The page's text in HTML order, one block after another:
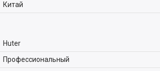
Китай
Huter
Профессиональный